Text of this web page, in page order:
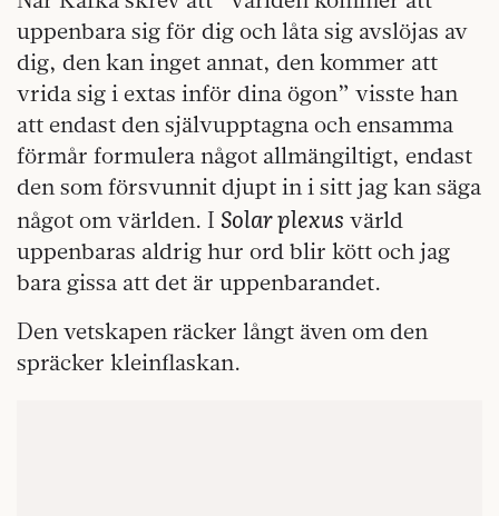
uppenbara sig för dig och låta sig avslöjas av
dig, den kan inget annat, den kommer att
vrida sig i extas inför dina ögon” visste han
att endast den självupptagna och ensamma
förmår formulera något allmängiltigt, endast
den som försvunnit djupt in i sitt jag kan säga
något om världen. I Solar plexus värld
uppenbaras aldrig hur ord blir kött och jag
bara gissa att det är uppenbarandet.
Den vetskapen räcker långt även om den
spräcker kleinflaskan.